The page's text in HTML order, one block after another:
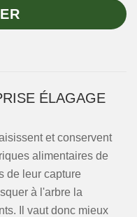
ÉLAGAGE
et conservent
alimentaires de
de leur capture
à l'arbre la
Il vaut donc mieux